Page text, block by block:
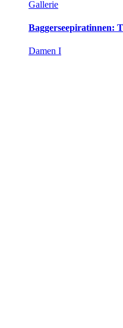
Gallerie
Baggerseepiratinnen:
Damen I